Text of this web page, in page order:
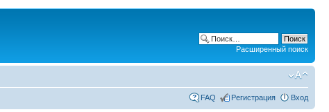
Расширенный поиск
FAQ Регистрация Вход